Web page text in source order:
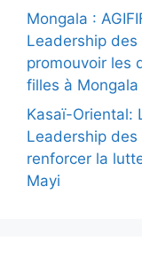
Mongala :
Leadership des
promouvoir les
filles à Mongala
Kasaï-Oriental:
Leadership des
renforcer la
Mayi